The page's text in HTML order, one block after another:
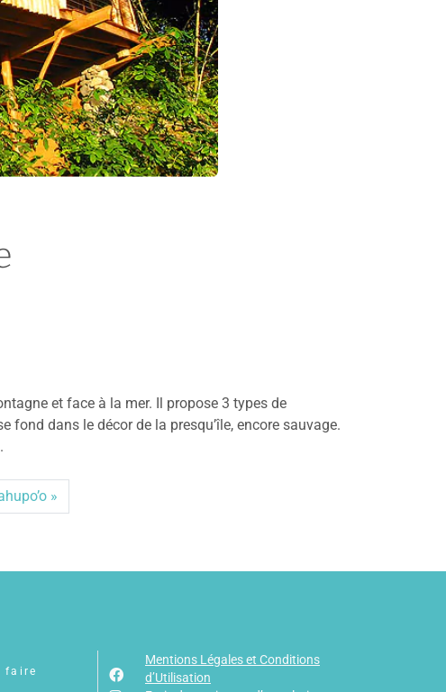
et face à la mer. Il propose 3 types de
dans le décor de la presqu’île, encore sauvage.
faire
Mentions Légales et Conditions
d’Utilisation